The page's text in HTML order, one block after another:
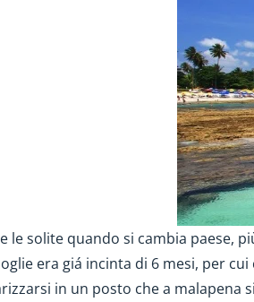
le solite quando si cambia paese,
era giá incinta di 6 mesi, per
in un posto che a malapena